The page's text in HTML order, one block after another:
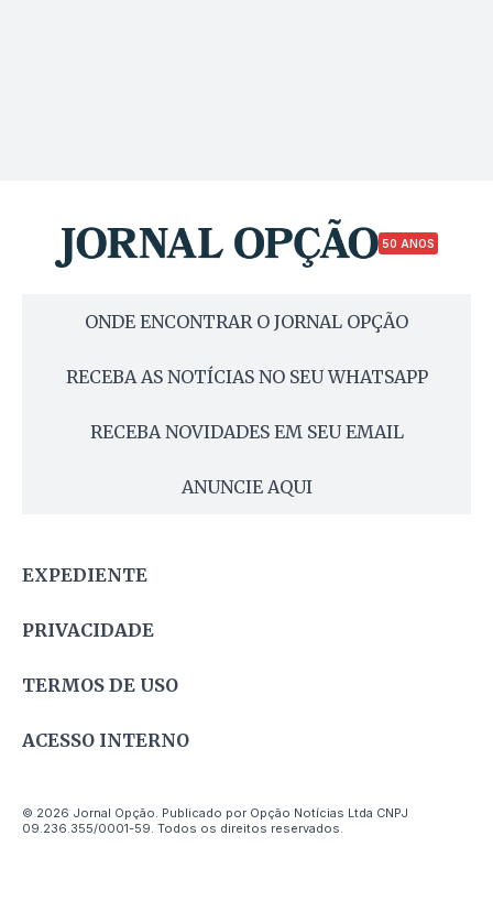
50 ANOS
ONDE ENCONTRAR O JORNAL OPÇÃO
RECEBA AS NOTÍCIAS NO SEU WHATSAPP
RECEBA NOVIDADES EM SEU EMAIL
ANUNCIE AQUI
EXPEDIENTE
PRIVACIDADE
TERMOS DE USO
ACESSO INTERNO
© 2026 Jornal Opção. Publicado por Opção Notícias Ltda CNPJ
09.236.355/0001-59. Todos os direitos reservados.